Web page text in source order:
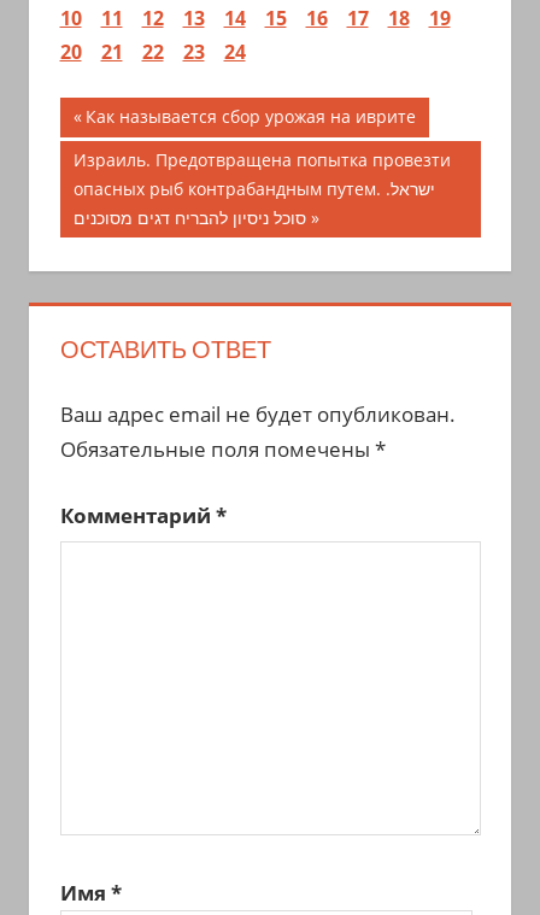
10
11 12 13 14 15 16 17 18
19
20
21 22 23 24
Навигация
по
записям
Предыдущая
запись;
Как называется сбор урожая на иврите
Следующая
запись:
Израиль. Предотвращена попытка провезти
опасных рыб контрабандным путем. ישראל.
סוכל ניסיון להבריח דגים מסוכנים
ОСТАВИТЬ ОТВЕТ
Ваш адрес email не будет опубликован.
Обязательные поля помечены *
Комментарий *
Имя *